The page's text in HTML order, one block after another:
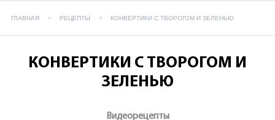
ГЛАВНАЯ РЕЦЕПТЫ КОНВЕРТИКИ С ТВОРОГОМ И ЗЕЛЕНЬЮ
КОНВЕРТИКИ С ТВОРОГОМ И
ЗЕЛЕНЬЮ
Видеорецепты